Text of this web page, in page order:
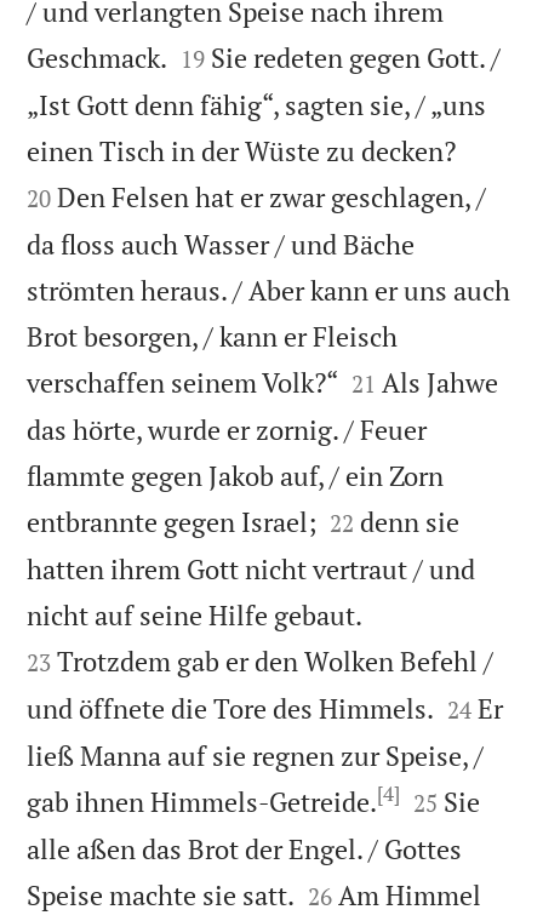
/ und verlangten Speise nach ihrem
Geschmack. 

19 Sie redeten gegen Gott. /
„Ist Gott denn fähig“, sagten sie, / „uns
einen Tisch in der Wüste zu decken?
20 Den Felsen hat er zwar geschlagen, /
da floss auch Wasser / und Bäche
strömten heraus. / Aber kann er uns auch
Brot besorgen, / kann er Fleisch
verschaffen seinem Volk?“ 

21 Als Jahwe
das hörte, wurde er zornig. / Feuer
flammte gegen Jakob auf, / ein Zorn
entbrannte gegen Israel; 

22 denn sie
hatten ihrem Gott nicht vertraut / und
nicht auf seine Hilfe gebaut.
23 Trotzdem gab er den Wolken Befehl /
und öffnete die Tore des Himmels. 

24 Er
ließ Manna auf sie regnen zur Speise, /
gab ihnen Himmels-Getreide.[4] 

25 Sie
alle aßen das Brot der Engel. / Gottes
Speise machte sie satt. 

26 Am Himmel